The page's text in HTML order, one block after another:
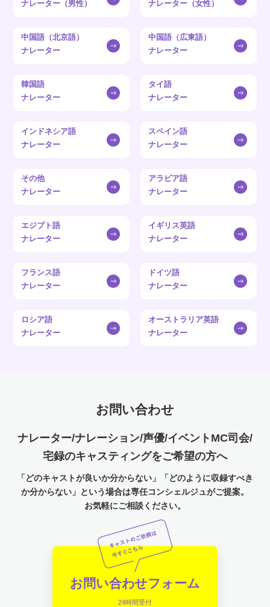
ナレーター（男性） ナレーター（女性）
中国語（北京語）
ナレーター
中国語（広東語）
ナレーター
韓国語
ナレーター
タイ語
ナレーター
インドネシア語
ナレーター
スペイン語
ナレーター
その他
ナレーター
アラビア語
ナレーター
エジプト語
ナレーター
イギリス英語
ナレーター
フランス語
ナレーター
ドイツ語
ナレーター
ロシア語
ナレーター
オーストラリア英語
ナレーター
お問い合わせ
ナレーター/ナレーション/声優/イベントMC司会/
宅録のキャスティングをご希望の方へ
「どのキャストが良いか分からない」「どのように収録すべき
か分からない」という場合は専任コンシェルジュがご提案。
お気軽にご相談ください。
お問い合わせフォーム
24時間受付